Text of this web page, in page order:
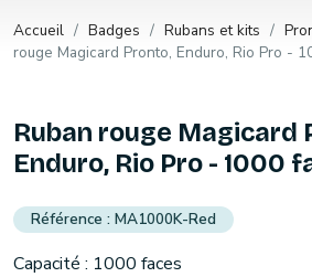
Accueil Badges Rubans et kits
rouge Magicard Pronto, Enduro, Rio Pro -
Ruban rouge Magicard
Enduro, Rio Pro - 1000
MA1000K-Red
Capacité : 1000 faces